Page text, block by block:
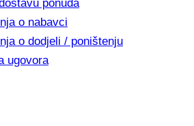
ponuda
o nabavci
o dodjeli / poništenju
ugovora